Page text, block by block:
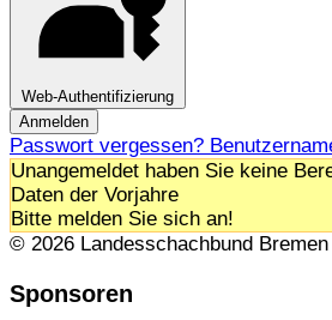
Web-Authentifizierung
Anmelden
Passwort vergessen?
Unangemeldet haben Sie keine
Daten der Vorjahre
Bitte melden Sie sich an!
© 2026 Landesschachbund Bremen
Sponsoren